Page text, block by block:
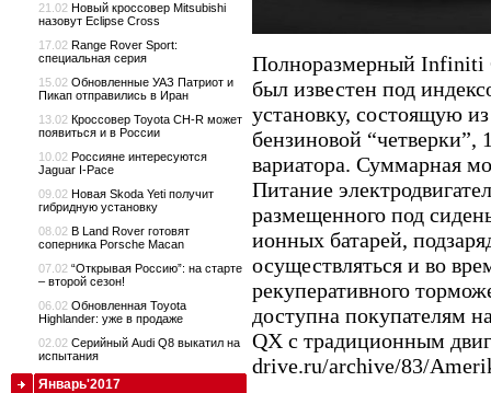
Полноразмерный Infiniti
был известен под
установку, состоящую
бензиновой “четверки”,
вариатора. Суммарная
Питание
размещенного под
ионных батарей,
осуществляться и во
рекуперативного
доступна покупателям
QX с традиционным
drive.ru/archive/83/
21.02 Новый кроссовер Mitsubishi
назовут Eclipse Cross
17.02 Range Rover Sport:
специальная серия
15.02 Обновленные УАЗ Патриот и
Пикап отправились в Иран
13.02 Кроссовер Toyota CH-R может
появиться и в России
10.02 Россияне интересуются
Jaguar I-Pace
09.02 Новая Skoda Yeti получит
гибридную установку
08.02 В Land Rover готовят
соперника Porsche Macan
07.02 “Открывая Россию”: на старте
– второй сезон!
06.02 Обновленная Toyota
Highlander: уже в продаже
02.02 Серийный Audi Q8 выкатил на
испытания
Январь'2017